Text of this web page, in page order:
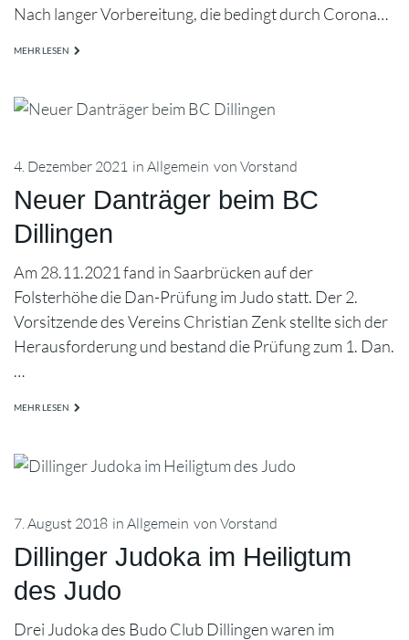
Nach langer Vorbereitung, die bedingt durch Corona…
MEHR LESEN
4. Dezember 2021 in Allgemein von Vorstand
Neuer Danträger beim BC
Dillingen
Am 28.11.2021 fand in Saarbrücken auf der
Folsterhöhe die Dan-Prüfung im Judo statt. Der 2.
Vorsitzende des Vereins Christian Zenk stellte sich der
Herausforderung und bestand die Prüfung zum 1. Dan.
…
MEHR LESEN
7. August 2018 in Allgemein von Vorstand
Dillinger Judoka im Heiligtum
des Judo
Drei Judoka des Budo Club Dillingen waren im